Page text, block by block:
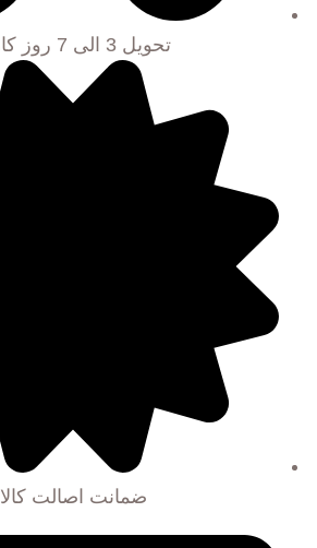
تحویل 3 الی 7 روز کاری
ضمانت اصالت کالا